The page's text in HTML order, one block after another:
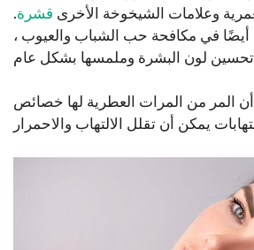
وعلامات الشيخوخة الأخرى قشرة.
في مكافحة حب الشباب والعيوب ،
المر من المرات العطرية لها خصائص